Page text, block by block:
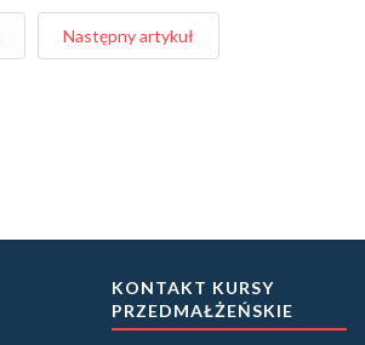
Następny artykuł
KONTAKT KURSY
PRZEDMAŁŻEŃSKIE